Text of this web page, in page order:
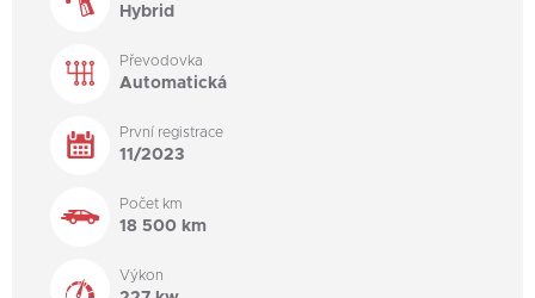
Hybrid
Převodovka
Automatická
První registrace
11/2023
Počet km
18 500 km
Výkon